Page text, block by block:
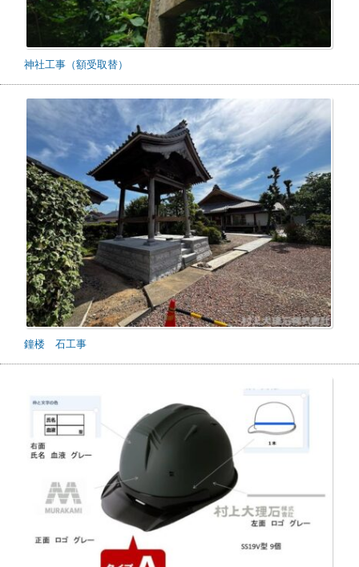
神社工事（額受取替）
鐘楼 石工事